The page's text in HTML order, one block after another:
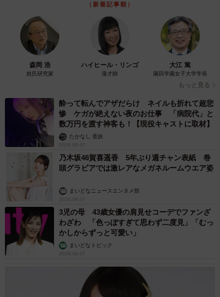
（新着記事順）
森岡 浩
姓氏研究家
ハイヒール・リンゴ
漫才師
大江 篤
園田学園女子大学学長
もっと見る
酔って転んでアザだらけ ネイルも折れて超悲
惨 ケガが絶えない夜のお仕事 「病院代」と
数万円を渡す神客も！【現役キャストに取材】
たかなし 亜妖
2026.08.07
乃木坂46賀喜遥香 5年ぶり週チャン表紙 巻
頭グラビアでは激レアなメガネルームウエア姿
まいどなニュースエンタメ部
2026.08.07
3児の母 43歳女優の肩見せコーデでファンざ
わざわ 「色っぽすぎて思わず二度見」「むっ
かしからずっと可愛い」
まいどなトピック
2026.08.07